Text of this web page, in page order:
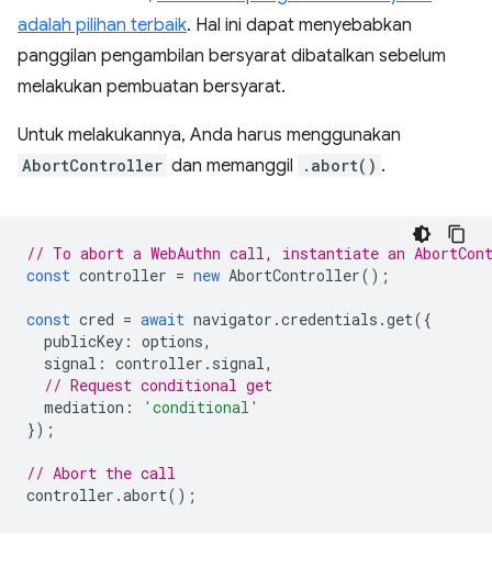
adalah pilihan terbaik. Hal ini dapat menyebabkan
panggilan pengambilan bersyarat dibatalkan sebelum
melakukan pembuatan bersyarat.
Untuk melakukannya, Anda harus menggunakan
AbortController dan memanggil .abort() .
// To abort a WebAuthn call, instantiate an
const controller = new AbortController();
const cred = await navigator .credentials .get({
publicKey : options,
signal : controller . signal ,
// Request conditional get
mediation :
'conditional'
});
// Abort the call
controller .abort();